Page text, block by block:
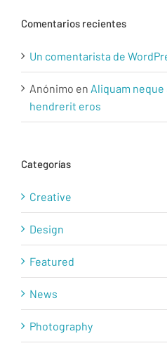
Comentarios recientes
Un comentarista de
Anónimo en Aliquam
hendrerit eros
Categorías
Creative
Design
Featured
News
Photography